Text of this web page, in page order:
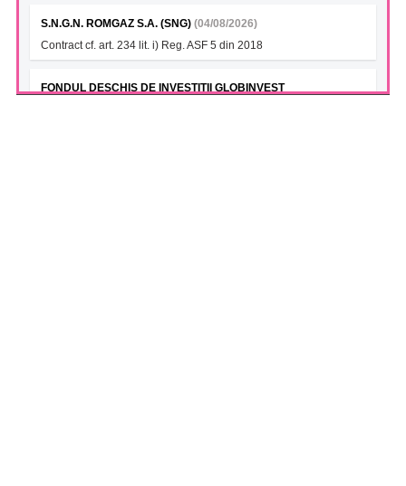
S.N.G.N. ROMGAZ S.A. (SNG) (04/08/2026)
Contract cf. art. 234 lit. i) Reg. ASF 5 din 2018
FONDUL DESCHIS DE INVESTITII GLOBINVEST